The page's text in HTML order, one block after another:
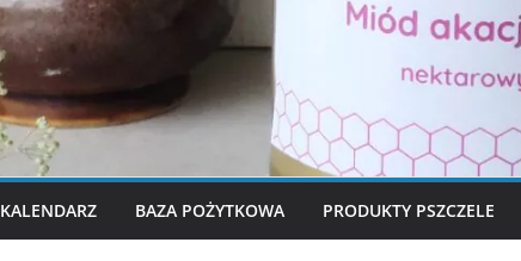
KALENDARZ BAZA POŻYTKOWA PRODUKTY PSZCZELE